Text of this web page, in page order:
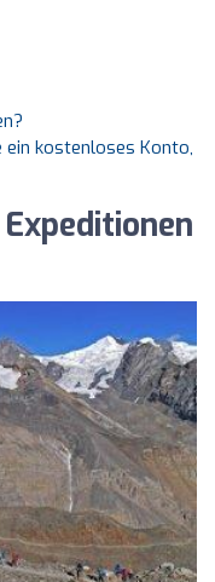
ein kostenloses Konto,